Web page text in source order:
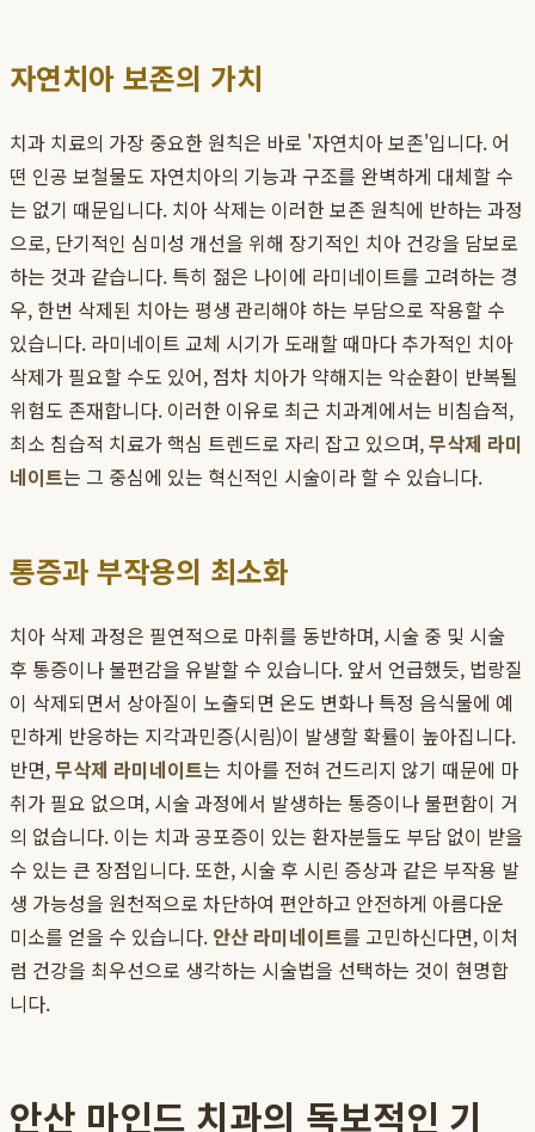
자연치아 보존의 가치
치과 치료의 가장 중요한 원칙은 바로 '자연치아 보존'입니다. 어
떤 인공 보철물도 자연치아의 기능과 구조를 완벽하게 대체할 수
는 없기 때문입니다. 치아 삭제는 이러한 보존 원칙에 반하는 과정
으로, 단기적인 심미성 개선을 위해 장기적인 치아 건강을 담보로
하는 것과 같습니다. 특히 젊은 나이에 라미네이트를 고려하는 경
우, 한번 삭제된 치아는 평생 관리해야 하는 부담으로 작용할 수
있습니다. 라미네이트 교체 시기가 도래할 때마다 추가적인 치아
삭제가 필요할 수도 있어, 점차 치아가 약해지는 악순환이 반복될
위험도 존재합니다. 이러한 이유로 최근 치과계에서는 비침습적,
최소 침습적 치료가 핵심 트렌드로 자리 잡고 있으며,무삭제 라미
네이트는 그 중심에 있는 혁신적인 시술이라 할 수 있습니다.
통증과 부작용의 최소화
치아 삭제 과정은 필연적으로 마취를 동반하며, 시술 중 및 시술
후 통증이나 불편감을 유발할 수 있습니다. 앞서 언급했듯, 법랑질
이 삭제되면서 상아질이 노출되면 온도 변화나 특정 음식물에 예
민하게 반응하는 지각과민증(시림)이 발생할 확률이 높아집니다.
반면,무삭제 라미네이트는 치아를 전혀 건드리지 않기 때문에 마
취가 필요 없으며, 시술 과정에서 발생하는 통증이나 불편함이 거
의 없습니다. 이는 치과 공포증이 있는 환자분들도 부담 없이 받을
수 있는 큰 장점입니다. 또한, 시술 후 시린 증상과 같은 부작용 발
생 가능성을 원천적으로 차단하여 편안하고 안전하게 아름다운
미소를 얻을 수 있습니다. 안산 라미네이트를 고민하신다면, 이처
럼 건강을 최우선으로 생각하는 시술법을 선택하는 것이 현명합
니다.
안산 마인드 치과의 독보적인 기